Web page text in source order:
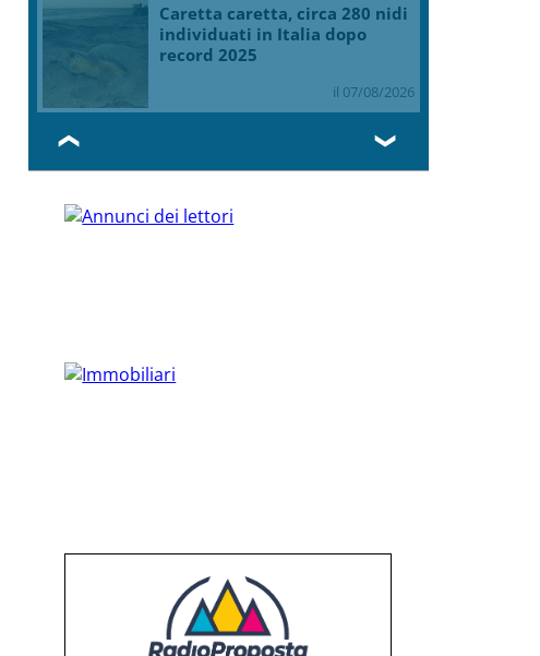
Caretta caretta, circa 280 nidi
individuati in Italia dopo
record 2025
il 07/08/2026
❮ ❯